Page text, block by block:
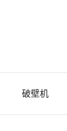
破壁机